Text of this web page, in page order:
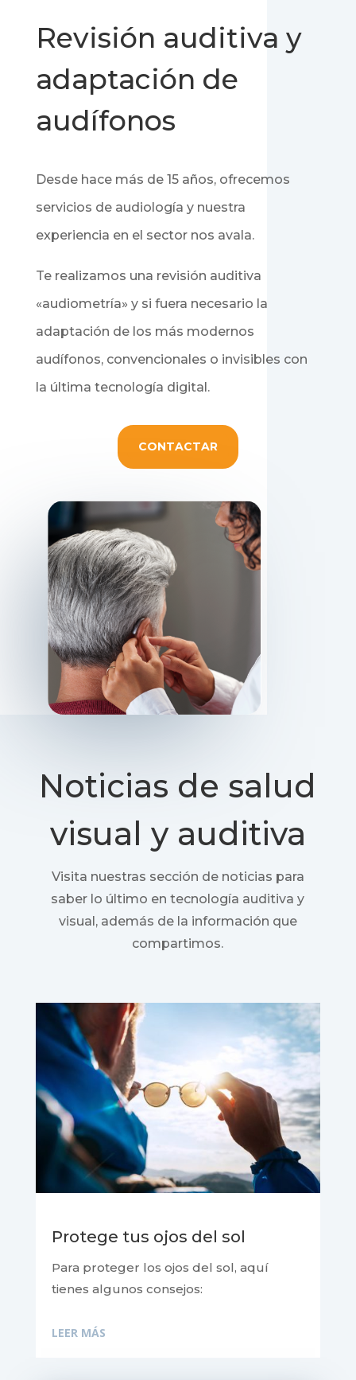
Revisión auditiva y
adaptación de
audífonos
Desde hace más de 15 años, ofrecemos
servicios de audiología y nuestra
experiencia en el sector nos avala.
Te realizamos una revisión auditiva
«audiometría» y si fuera necesario la
adaptación de los más modernos
audífonos, convencionales o invisibles con
la última tecnología digital.
CONTACTAR
Noticias de salud
visual y auditiva
Visita nuestras sección de noticias para
saber lo último en tecnología auditiva y
visual, además de la información que
compartimos.
Protege tus ojos del sol
Para proteger los ojos del sol, aquí
tienes algunos consejos:
LEER MÁS